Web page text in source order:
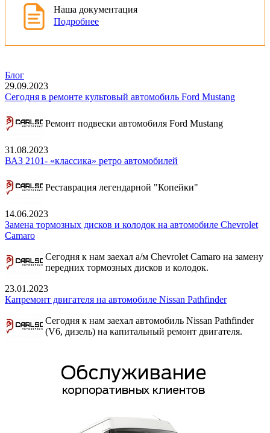
Наша документация
Подробнее
Блог
29.09.2023
Сегодня в ремонте культовый автомобиль Ford Mustang
Ремонт подвески автомобиля Ford Mustang
31.08.2023
ВАЗ 2101- «классика» ретро автомобилей
Реставрация легендарной "Копейки"
14.06.2023
Замена тормозных дисков и колодок на автомобиле Chevrolet
Camaro
Сегодня к нам заехал а/м Chevrolet Camaro на замену
передних тормозных дисков и колодок.
23.01.2023
Капремонт двигателя на автомобиле Nissan Pathfinder
Сегодня к нам заехал автомобиль Nissan Pathfinder
(V6, дизель) на капитальный ремонт двигателя.